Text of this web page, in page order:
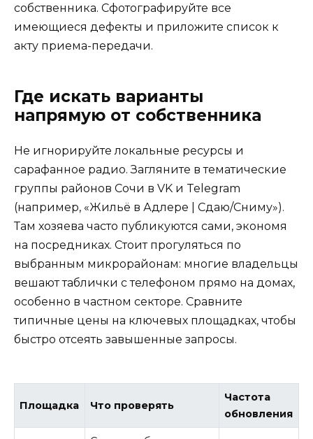
собственника. Сфотографируйте все
имеющиеся дефекты и приложите список к
акту приема-передачи.
Где искать варианты
напрямую от собственника
Не игнорируйте локальные ресурсы и
сарафанное радио. Загляните в тематические
группы районов Сочи в VK и Telegram
(например, «Жильё в Адлере | Сдаю/Сниму»).
Там хозяева часто публикуются сами, экономя
на посредниках. Стоит прогуляться по
выбранным микрорайонам: многие владельцы
вешают таблички с телефоном прямо на домах,
особенно в частном секторе. Сравните
типичные цены на ключевых площадках, чтобы
быстро отсеять завышенные запросы.
Площадка Что проверять
Частота
обновления